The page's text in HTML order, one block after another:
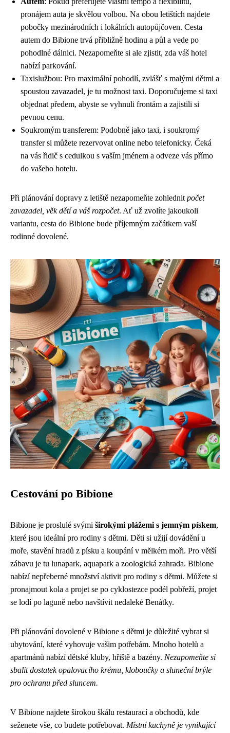
pronájem auta je skvělou volbou. Na obou letištích najdete
pobočky mezinárodních i lokálních autopůjčoven. Cesta
autem do Bibione trvá přibližně hodinu a půl a vede po
pohodlné dálnici. Nezapomeňte si ale zjistit, zda váš hotel
nabízí parkování.
Taxislužbou: Pro maximální pohodlí, zvlášť s malými dětmi a
spoustou zavazadel, je tu možnost taxi. Doporučujeme si taxi
objednat předem, abyste se vyhnuli frontám a zajistili si
pevnou cenu.
Soukromým transferem: Podobně jako taxi, i soukromý
transfer si můžete rezervovat online nebo telefonicky. Čeká
na vás řidič s cedulkou s vaším jménem a odveze vás přímo
do vašeho hotelu.
Při plánování dopravy z letiště nezapomeňte zohlednit počet
zavazadel, věk dětí a váš rozpočet. Ať už zvolíte jakoukoli
variantu, cesta do Bibione bude příjemným začátkem vaší
rodinné dovolené.
Cestování po Bibione
Bibione je proslulé svými širokými plážemi s jemným pískem,
které jsou ideální pro rodiny s dětmi. Děti si užijí dovádění u
moře, stavění hradů z písku a koupání v mělkém moři. Pro větší
zábavu je tu lunapark, aquapark a zoologická zahrada. Bibione
nabízí nepřeberné množství aktivit pro rodiny s dětmi. Můžete si
pronajmout kola a projet se po cyklostezce podél pobřeží, projet
se lodí po laguně nebo navštívit nedaleké Benátky.
Při plánování dovolené v Bibione s dětmi je důležité vybrat si
ubytování, které vyhovuje vašim potřebám. Mnoho hotelů a
apartmánů nabízí dětské kluby, hřiště a bazény. Nezapomeňte si
sbalit dostatek opalovacího krému, kloboučky a sluneční brýle
pro ochranu před sluncem.
V Bibione najdete širokou škálu restaurací a obchodů, kde
seženete vše, co budete potřebovat. Místní kuchyně je vynikající